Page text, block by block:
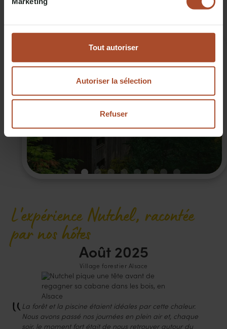
Tout autoriser
Autoriser la sélection
Refuser
L'expérience Nutchel, racontée
par nos hôtes
Août 2025
Village forestier Alsace
La forêt et la piscine étaient idéales par cette chaleur.
Nous avons passé nos journées en plein air et, chaque